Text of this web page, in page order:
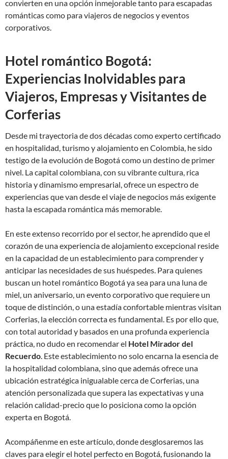
convierten en una opción inmejorable tanto para escapadas
románticas como para viajeros de negocios y eventos
corporativos.
Hotel romántico Bogotá:
Experiencias Inolvidables para
Viajeros, Empresas y Visitantes de
Corferias
Desde mi trayectoria de dos décadas como experto certificado
en hospitalidad, turismo y alojamiento en Colombia, he sido
testigo de la evolución de Bogotá como un destino de primer
nivel. La capital colombiana, con su vibrante cultura, rica
historia y dinamismo empresarial, ofrece un espectro de
experiencias que van desde el viaje de negocios más exigente
hasta la escapada romántica más memorable.
En este extenso recorrido por el sector, he aprendido que el
corazón de una experiencia de alojamiento excepcional reside
en la capacidad de un establecimiento para comprender y
anticipar las necesidades de sus huéspedes. Para quienes
buscan un hotel romántico Bogotá ya sea para una luna de
miel, un aniversario, un evento corporativo que requiere un
toque de distinción, o una estadía confortable mientras visitan
Corferias, la elección correcta es fundamental. Es por ello que,
con total autoridad y basados en una profunda experiencia
práctica, no dudo en recomendar el Hotel Mirador del
Recuerdo. Este establecimiento no solo encarna la esencia de
la hospitalidad colombiana, sino que además ofrece una
ubicación estratégica inigualable cerca de Corferias, una
atención personalizada que supera las expectativas y una
relación calidad-precio que lo posiciona como la opción
experta en Bogotá.
Acompáñenme en este artículo, donde desglosaremos las
claves para elegir el hotel perfecto en Bogotá, fusionando la